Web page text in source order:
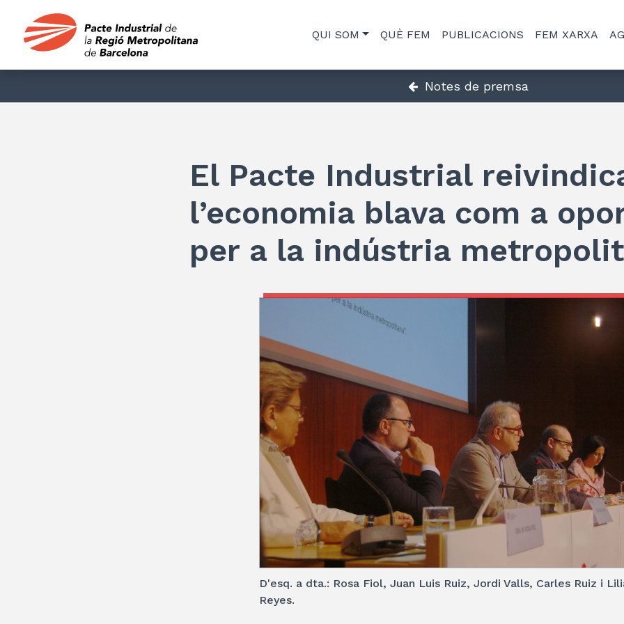
QUI SOM QUÈ FEM PUBLICACIONS FEM XARXA
Notes de premsa
El Pacte Industrial
l’economia blava com a
per a la indústria
D'esq. a dta.: Rosa Fiol, Juan Luis Ruiz, Jordi Valls, Carles Ruiz i
Reyes.